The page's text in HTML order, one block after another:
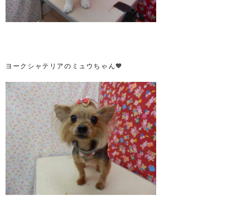
ヨークシャテリアのミュウちゃん🧡